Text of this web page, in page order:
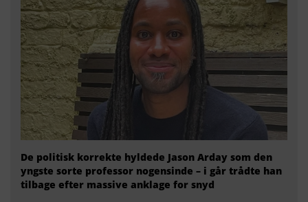
De politisk korrekte hyldede Jason Arday som den
yngste sorte professor nogensinde – i går trådte han
tilbage efter massive anklage for snyd